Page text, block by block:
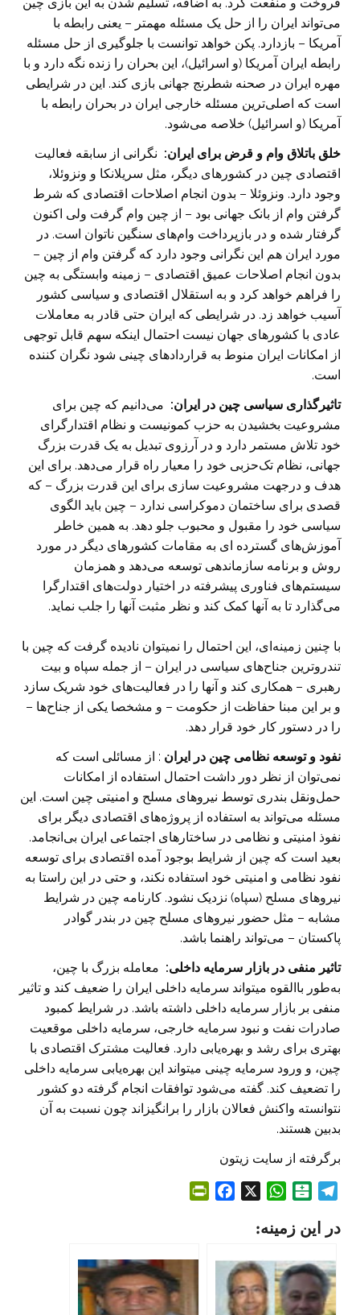
می‌تواند ایران را از حل یک مسئله مهمتر – یعنی رابطه با
آمریکا – ‏بازدارد. پکن خواهد توانست با جلوگیری از حل مسئله
رابطه ایران آمریکا (و اسرائیل)، این بحران را زنده نگه ‏دارد و با
مهره ایران در صحنه شطرنج جهانی بازی کند. این در شرایطی
است که اصلی‌ترین مسئله ‏خارجی ایران در بحران رابطه با
آمریکا (و اسرائیل) خلاصه می‌شود. ‏
خلق باتلاق وام و قرض برای ایران: نگرانی از سابقه فعالیت
اقتصادی چین در کشورهای دیگر، مثل ‏سریلانکا و ونزوئلا،
وجود دارد. ونزوئلا – بدون انجام اصلاحات اقتصادی که شرط
گرفتن وام از بانک جهانی بود – از ‏چین وام گرفت ولی اکنون
گرفتار شده و در بازپرداخت وام‌های سنگین ناتوان است. در
مورد ایران هم این ‏نگرانی وجود دارد که گرفتن وام از چین –
بدون انجام اصلاحات عمیق اقتصادی – زمینه وابستگی به چین
را ‏فراهم خواهد کرد و به استقلال اقتصادی و سیاسی کشور
آسیب خواهد زد. در شرایطی که ایران حتی قادر به معاملات
‏عادی با کشورهای جهان نیست احتمال اینکه سهم قابل توجهی
از امکانات ایران منوط به قراردادهای چینی ‏شود نگران کننده
است. ‏
تاثیرگذاری سیاسی چین در ایران: می‌دانیم که چین برای
مشروعیت بخشیدن به حزب کمونیست و ‏نظام اقتدارگرای
خود تلاش مستمر دارد و در آرزوی تبدیل به یک قدرت بزرگ
جهانی، نظام تک‌حزبی خود را ‏معیار راه قرار می‌دهد. برای این
هدف و درجهت مشروعیت سازی برای این قدرت بزرگ – که
قصدی برای ‏ساختمان دموکراسی ندارد – چین باید الگوی
سیاسی خود را مقبول و محبوب جلو دهد. به همین خاطر
‏آموزش‌های گسترده ای به مقامات کشورهای دیگر در مورد
روش و برنامه سازماندهی توسعه می‌دهد و ‏همزمان
سیستم‌های فناوری پیشرفته در اختیار دولت‌های اقتدارگرا
می‌گذارد تا به آنها کمک کند و نظر مثبت ‏آنها را جلب نماید.
با چنین زمینه‌ای، این احتمال را نمیتوان نادیده گرفت که چین با
تندروترین جناح‌های سیاسی در ایران – از ‏جمله سپاه و بیت
رهبری – همکاری کند و آنها را در فعالیت‌های خود شریک سازد
و بر این مبنا حفاظت از ‏حکومت – و مشخصا یکی از جناح‌ها –
را در دستور کار خود قرار دهد.‏
نفود و توسعه نظامی چین در ایران : از مسائلی است که
نمی‌توان از نظر دور داشت احتمال استفاده از ‏امکانات
حمل‌ونقل بندری توسط نیروهای مسلح و امنیتی چین است. این
مسئله می‌تواند به استفاده از ‏پروژه‌های اقتصادی دیگر برای
نفوذ امنیتی و نظامی در ساختارهای اجتماعی ایران بی‌انجامد.
بعید است که ‏چین از شرایط بوجود آمده اقتصادی برای توسعه
نفود نظامی و امنیتی خود استفاده نکند، و حتی در این ‏راستا به
نیروهای مسلح (سپاه) نزدیک نشود. کارنامه چین در شرایط
مشابه – مثل حضور نیروهای مسلح ‏چین در بندر گوادر
پاکستان – می‌تواند راهنما باشد. ‏
تاثیر منفی در بازار سرمایه داخلی: معامله بزرگ با چین،
به‌طور با‌القوه میتواند سرمایه داخلی ایران را ‏ضعیف کند و تاثیر
منفی بر بازار سرمایه داخلی داشته باشد. در شرایط کمبود
صادرات نفت و نبود سرمایه ‏خارجی، سرمایه داخلی موقعیت
بهتری برای رشد و بهره‌یابی دارد. فعالیت مشترک اقتصادی با
چین، و ورود ‏سرمایه چینی میتواند این بهره‌یابی سرمایه داخلی
را تضعیف کند. گفته می‌شود توافقات انجام گرفته دو ‏کشور
نتوانسته واکنش فعالان بازار را برانگیزاند چون نسبت به آن
بدبین هستند.‏
برگرفته از سایت زیتون
l
g
r
a
t
a
r
W
a
s
A
p
در این زمینه: